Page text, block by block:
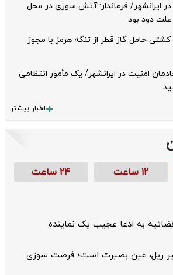
ایرانشهر/ فرماندار: آتش سوزی در محل
دود بود
حامل گاز قطر از تنگه هرمز با مجوز
امنیت در ایرانشهر/ یک مأمور انتظامی
اخبار بیشتر
۱۲ ساعت ۲۴ ساعت
به ادعا عجیب یک نماینده
ریل، عین بصیرت است؛ فرصت سوزی